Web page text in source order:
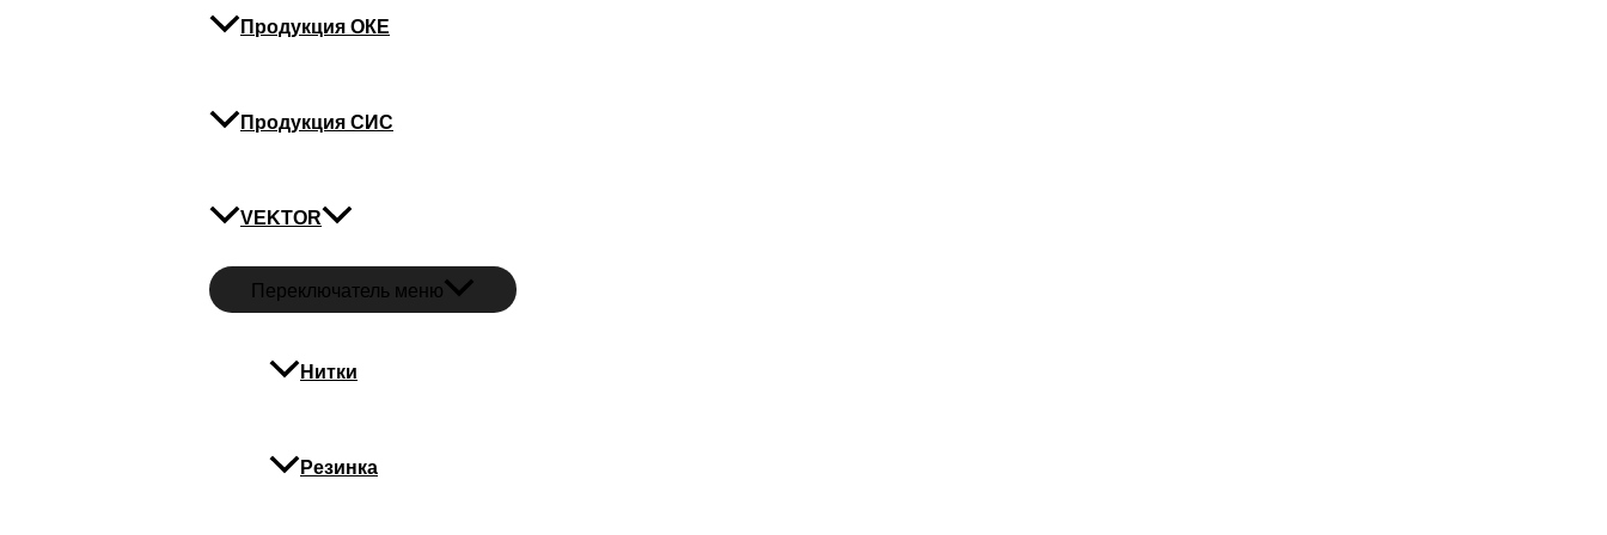
Продукция ОКЕ
Продукция СИС
VEKTOR
Переключатель меню
Нитки
Резинка